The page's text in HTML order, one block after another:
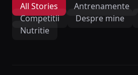
All Stories Antrenamente
Competitii
Despre mine
Nutritie